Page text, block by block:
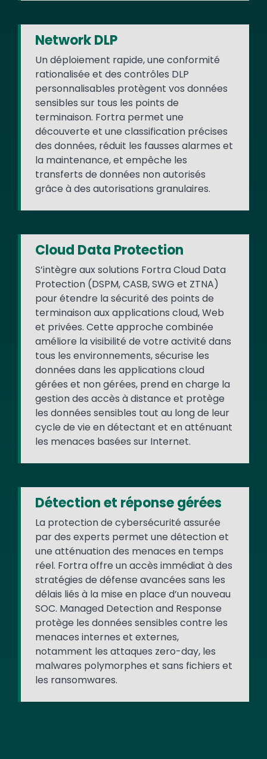
Network DLP
Un déploiement rapide, une conformité
rationalisée et des contrôles DLP
personnalisables protègent vos données
sensibles sur tous les points de
terminaison. Fortra permet une
découverte et une classification précises
des données, réduit les fausses alarmes et
la maintenance, et empêche les
transferts de données non autorisés
grâce à des autorisations granulaires.
Cloud Data Protection
S’intègre aux solutions Fortra Cloud Data
Protection (DSPM, CASB, SWG et ZTNA)
pour étendre la sécurité des points de
terminaison aux applications cloud, Web
et privées. Cette approche combinée
améliore la visibilité de votre activité dans
tous les environnements, sécurise les
données dans les applications cloud
gérées et non gérées, prend en charge la
gestion des accès à distance et protège
les données sensibles tout au long de leur
cycle de vie en détectant et en atténuant
les menaces basées sur Internet.
Détection et réponse gérées
La protection de cybersécurité assurée
par des experts permet une détection et
une atténuation des menaces en temps
réel. Fortra offre un accès immédiat à des
stratégies de défense avancées sans les
délais liés à la mise en place d’un nouveau
SOC. Managed Detection and Response
protège les données sensibles contre les
menaces internes et externes,
notamment les attaques zero-day, les
malwares polymorphes et sans fichiers et
les ransomwares.